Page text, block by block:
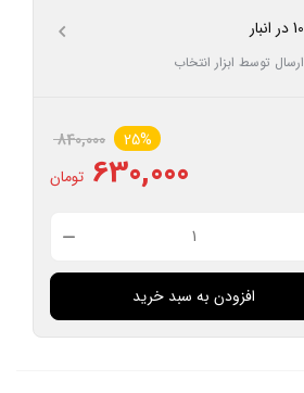
10 در انبار
ارسال توسط ابزار انتخاب
25%
840,000
630,000 تومان
افزودن به سبد خرید